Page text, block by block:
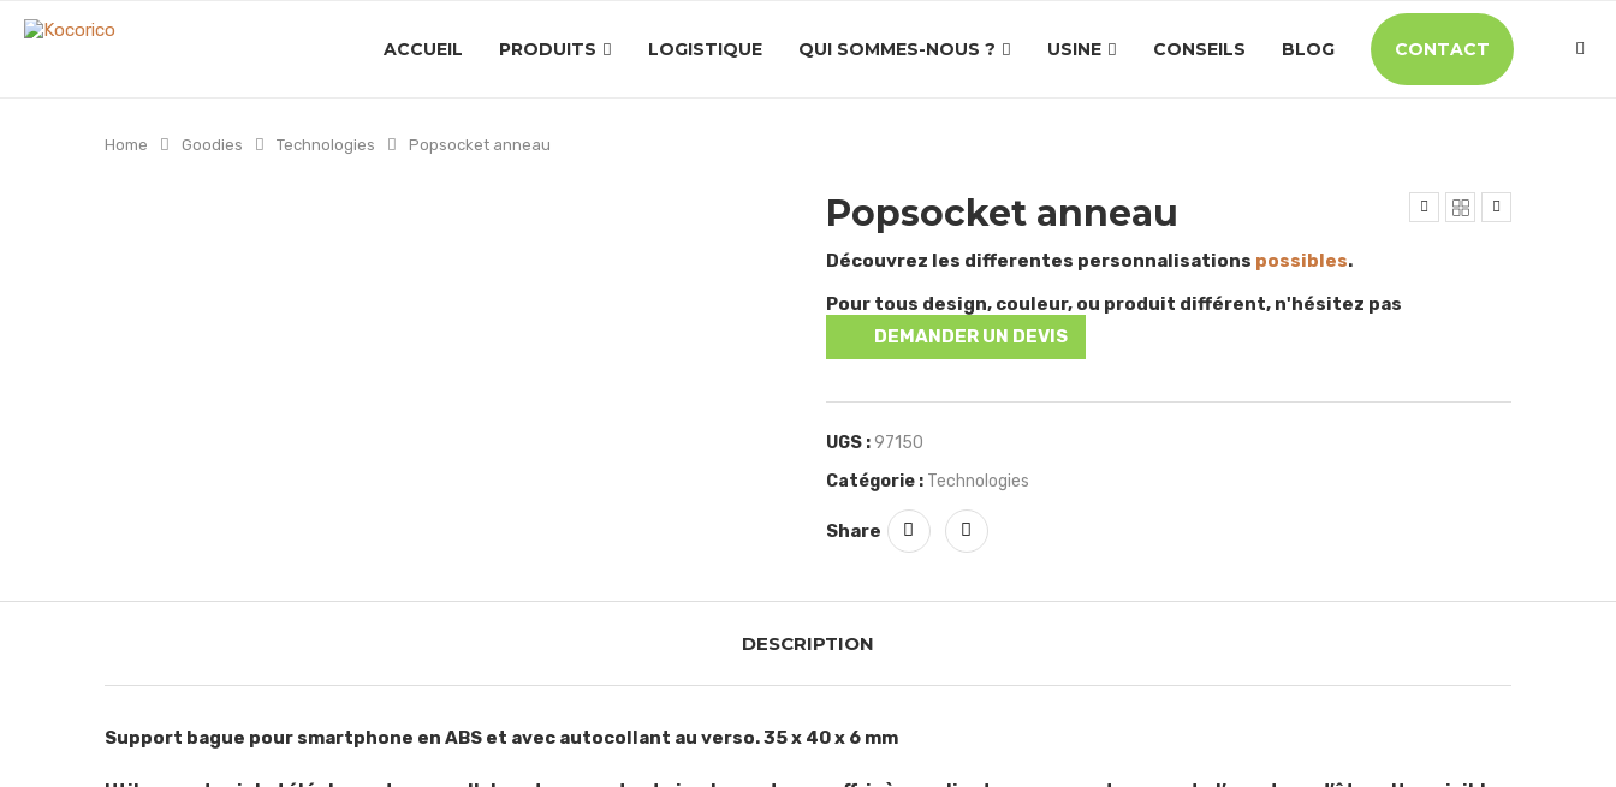
ACCUEIL PRODUITS LOGISTIQUE QUI SOMMES-NOUS ? USINE CONSEILS BLOG CONTACT
Home Goodies Technologies Popsocket anneau
Popsocket anneau
Découvrez les differentes personnalisations possibles.
Pour tous design, couleur, ou produit différent, n'hésitez pas
DEMANDER UN DEVIS
UGS :97150
Catégorie : Technologies
Share
DESCRIPTION
Support bague pour smartphone en ABS et avec autocollant au verso. 35 x 40 x 6 mm